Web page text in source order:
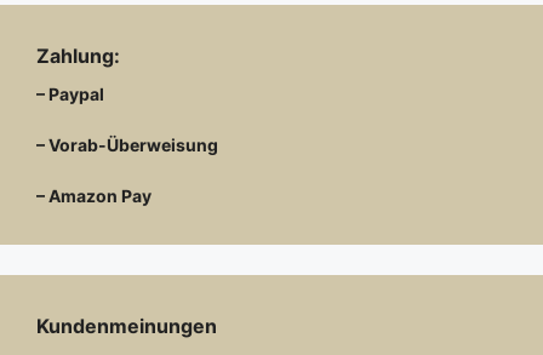
Zahlung:
– Paypal
– Vorab-Überweisung
– Amazon Pay
Kundenmeinungen